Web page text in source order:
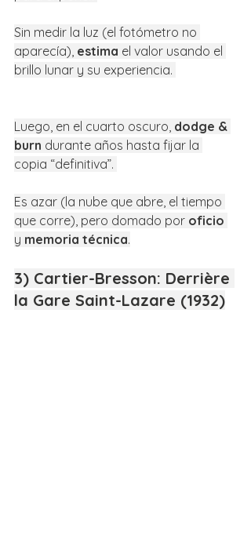
Sin medir la luz (el fotómetro no
aparecía), estima el valor usando el
brillo lunar y su experiencia.
Luego, en el cuarto oscuro, dodge &
burn durante años hasta fijar la
copia “definitiva”.
Es azar (la nube que abre, el tiempo
que corre), pero domado por oficio
y memoria técnica.
3) Cartier-Bresson: Derrière
la Gare Saint-Lazare (1932)